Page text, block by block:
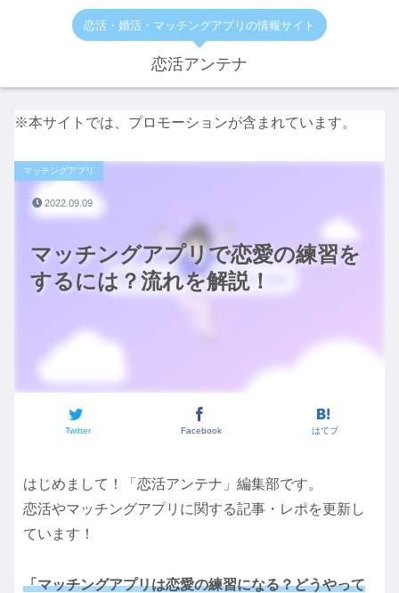
恋活・婚活・マッチングアプリの情報サイト
恋活アンテナ
※本サイトでは、プロモーションが含まれています。
マッチングアプリで恋愛の練習を
するには？流れを解説！
マッチングアプリ
Twitter Facebook はてブ
2022.09.09
はじめまして！「恋活アンテナ」編集部です。
恋活やマッチングアプリに関する記事・レポを更新し
ています！
「マッチングアプリは恋愛の練習になる？どうやって